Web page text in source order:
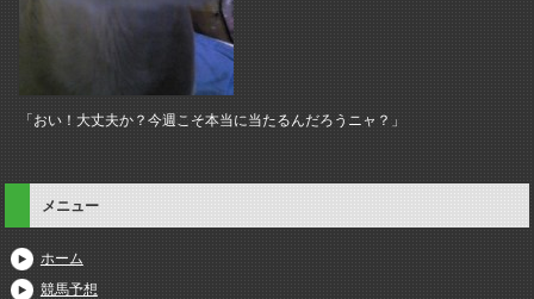
「おい！大丈夫か？今週こそ本当に当たるんだろうニャ？」
メニュー
ホーム
競馬予想